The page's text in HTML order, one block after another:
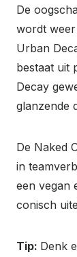
De
wordt
Urban
bestaat uit
Decay
glanzende
De Naked
in
een vegan
conisch
Tip: Denk